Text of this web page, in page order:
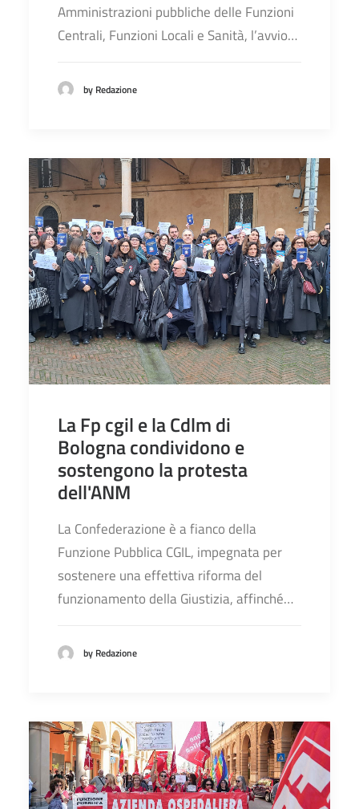
Amministrazioni pubbliche delle Funzioni
Centrali, Funzioni Locali e Sanità, l’avvio…
by Redazione
La Fp cgil e la Cdlm di
Bologna condividono e
sostengono la protesta
dell'ANM
La Confederazione è a fianco della
Funzione Pubblica CGIL, impegnata per
sostenere una effettiva riforma del
funzionamento della Giustizia, affinché…
by Redazione